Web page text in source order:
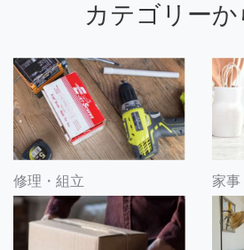
カテゴリーか
修理・組立 家事